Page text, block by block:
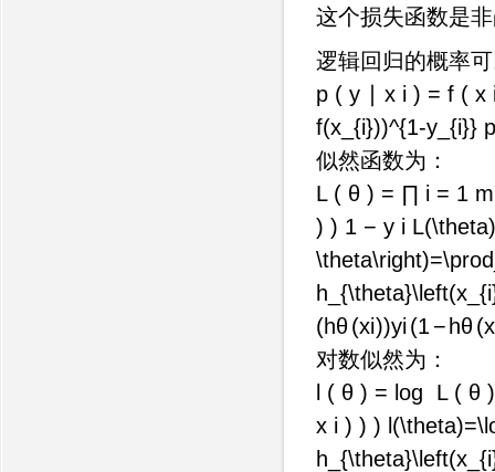
这个损失函数是
逻辑回归的概率
p ( y ∣ x i ) = f ( x
f(x_{i}))^{1-y_{i}} p
似然函数为：
L ( θ ) = ∏ i = 1
) ) 1 − y i
(hθ (xi))yi (1 − hθ (x
对数似然为：
l ( θ ) = log ⁡ L (
x i ) ) )